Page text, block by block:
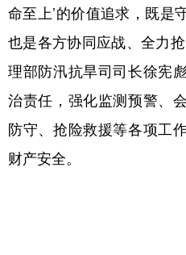
命至上’的价值追求，既是
也是各方协同应战、全力
理部防汛抗旱司司长徐宪
治责任，强化监测预警、
防守、抢险救援等各项工
财产安全。